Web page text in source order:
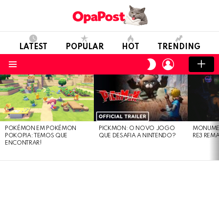
LATEST POPULAR HOT TRENDING
SWITCH
SKIN
LOGIN
LATEST
STORIES
POKÉMON EM POKÉMON
POKOPIA: TEMOS QUE
ENCONTRAR!
PICKMON: O NOVO JOGO
QUE DESAFIA A NINTENDO?
RE3